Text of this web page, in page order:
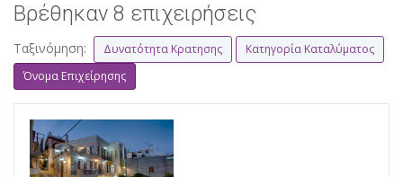
Βρέθηκαν 8 επιχειρήσεις
Ταξινόμηση: Δυνατότητα Κρατησης
Κατηγορία Καταλύματος
Όνομα Επιχείρησης